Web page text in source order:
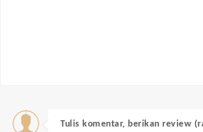
Tulis komentar, berikan review